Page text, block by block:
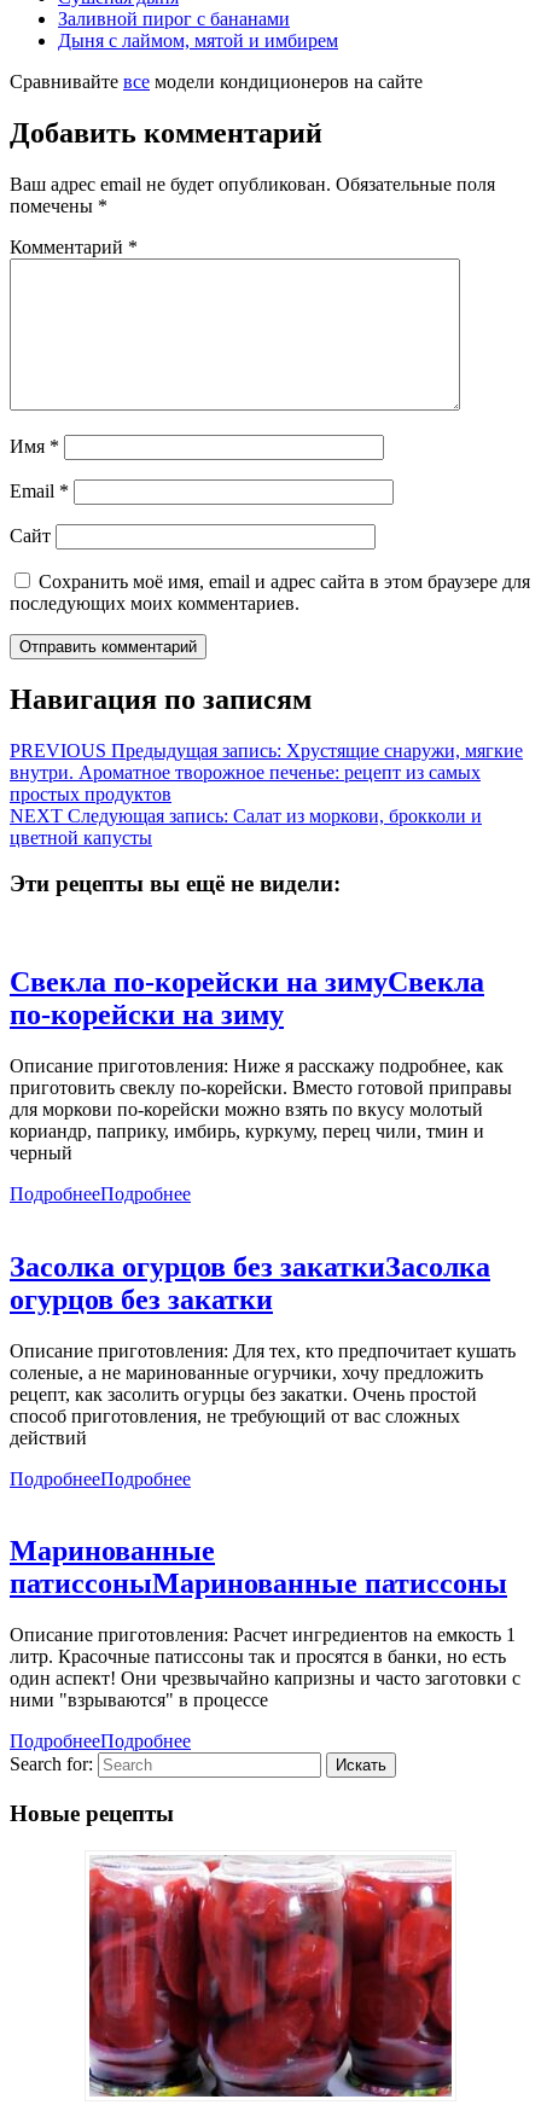
Заливной пирог с бананами
Дыня с лаймом, мятой и имбирем
Сравнивайте все модели кондиционеров на сайте
Добавить комментарий
Ваш адрес email не будет опубликован. Обязательные поля
помечены *
Комментарий *
Имя *
Email *
Сайт
Сохранить моё имя, email и адрес сайта в этом браузере для
последующих моих комментариев.
Навигация по записям
PREVIOUS Предыдущая запись: Хрустящие снаружи, мягкие
внутри. Ароматное творожное печенье: рецепт из самых
простых продуктов
NEXT Следующая запись: Салат из моркови, брокколи и
цветной капусты
Эти рецепты вы ещё не видели:
Свекла по-корейски на зимуСвекла
по-корейски на зиму
Описание приготовления: Ниже я расскажу подробнее, как
приготовить свеклу по-корейски. Вместо готовой приправы
для моркови по-корейски можно взять по вкусу молотый
кориандр, паприку, имбирь, куркуму, перец чили, тмин и
черный
ПодробнееПодробнее
Засолка огурцов без закаткиЗасолка
огурцов без закатки
Описание приготовления: Для тех, кто предпочитает кушать
соленые, а не маринованные огурчики, хочу предложить
рецепт, как засолить огурцы без закатки. Очень простой
способ приготовления, не требующий от вас сложных
действий
ПодробнееПодробнее
Маринованные
патиссоныМаринованные патиссоны
Описание приготовления: Расчет ингредиентов на емкость 1
литр. Красочные патиссоны так и просятся в банки, но есть
один аспект! Они чрезвычайно капризны и часто заготовки с
ними "взрываются" в процессе
ПодробнееПодробнее
Search for:
Новые рецепты